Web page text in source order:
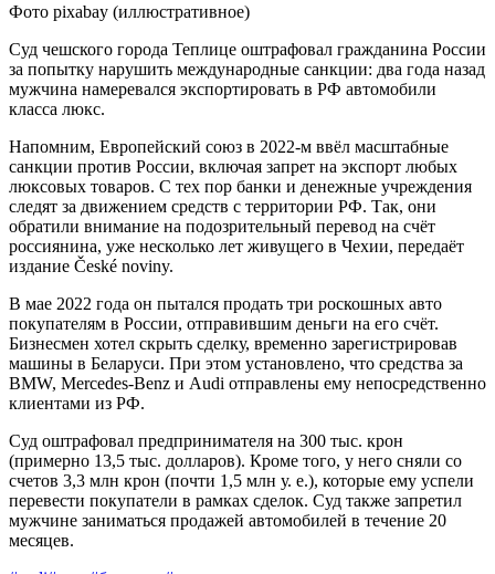
Фото pixabay (иллюстративное)
Суд чешского города Теплице оштрафовал гражданина России
за попытку нарушить международные санкции: два года назад
мужчина намеревался экспортировать в РФ автомобили
класса люкс.
Напомним, Европейский союз в 2022-м ввёл масштабные
санкции против России, включая запрет на экспорт любых
люксовых товаров. С тех пор банки и денежные учреждения
следят за движением средств с территории РФ. Так, они
обратили внимание на подозрительный перевод на счёт
россиянина, уже несколько лет живущего в Чехии, передаёт
издание České noviny.
В мае 2022 года он пытался продать три роскошных авто
покупателям в России, отправившим деньги на его счёт.
Бизнесмен хотел скрыть сделку, временно зарегистрировав
машины в Беларуси. При этом установлено, что средства за
BMW, Mercedes-Benz и Audi отправлены ему непосредственно
клиентами из РФ.
Суд оштрафовал предпринимателя на 300 тыс. крон
(примерно 13,5 тыс. долларов). Кроме того, у него сняли со
счетов 3,3 млн крон (почти 1,5 млн у. е.), которые ему успели
перевести покупатели в рамках сделок. Суд также запретил
мужчине заниматься продажей автомобилей в течение 20
месяцев.